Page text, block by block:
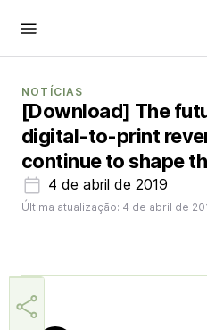
NOTÍCIAS
[Download] The
digital-to-print
continue to shape
4 de abril de 2019
Última atualização: 4 de abril de